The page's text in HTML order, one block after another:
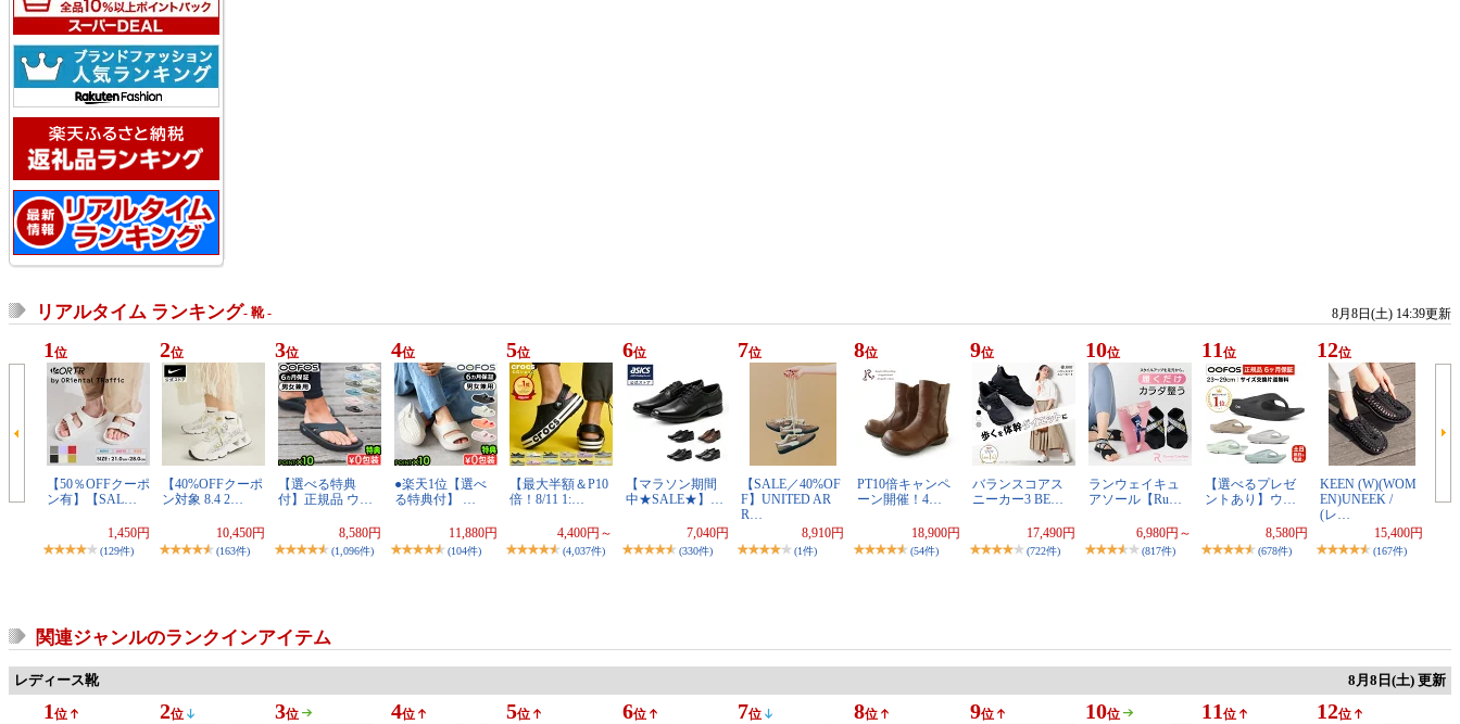
リアルタイム ランキング- 靴 - 8月8日(土) 14:39更新
1 位
【50％OFFクーポ
ン有】【SAL…
1,450円
(129件)
2位
【40%OFFクーポ
ン対象 8.4 2…
10,450円
(163件)
3位
【選べる特典
付】正規品 ウ…
8,580円
(1,096件)
4位
●楽天1位【選べ
る特典付】 …
11,880円
(104件)
5位
【最大半額＆P10
倍！8/11 1:…
4,400円～
(4,037件)
6位
【マラソン期間
中★SALE★】…
7,040円
(330件)
7位
【SALE／40%OF
F】UNITED AR
R…
8,910円
(1件)
8位
PT10倍キャンペ
ーン開催！4…
18,900円
(54件)
9位
バランスコアス
ニーカー3 BE…
17,490円
(722件)
10位
ランウェイキュ
アソール【Ru…
6,980円～
(817件)
11 位
【選べるプレゼ
ントあり】ウ…
8,580円
(678件)
12位
KEEN (W)(WOM
EN)UNEEK /
(レ…
15,400円
(167件)
関連ジャンルのランクインアイテム
レディース靴 8月8日(土) 更新
1 位 2位 3位 4位 5位 6位 7位 8位 9位 10位 11 位 12位